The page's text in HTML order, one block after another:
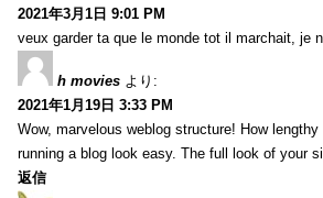
2021年3月1日 9:01 PM
veux garder ta que le monde tot il marchait, je
h movies より:
2021年1月19日 3:33 PM
Wow, marvelous weblog structure! How
running a blog look easy. The full look of your
返信